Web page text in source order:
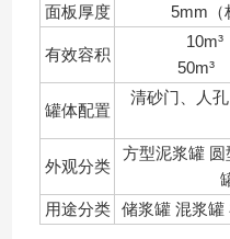
面板厚度
5mm（
有效容积
50m³
罐体配置
清砂门、人
外观分类
方型泥浆罐
用途分类
储浆罐 混浆罐